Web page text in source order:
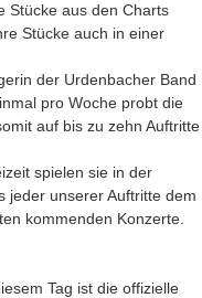
Stücke aus den Charts
Stücke auch in einer
der Urdenbacher Band
pro Woche probt die
auf bis zu zehn Auftritte
spielen sie in der
jeder unserer Auftritte dem
kommenden Konzerte.
Tag ist die offizielle